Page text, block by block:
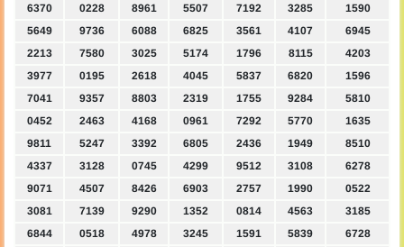
6370
0228 8961 5507 7192 3285
1590
5649
9736 6088 6825 3561 4107
6945
2213
7580 3025 5174 1796 8115
4203
3977
0195 2618 4045 5837 6820
1596
7041
9357 8803 2319 1755 9284
5810
0452
2463 4168 0961 7292 5770
1635
9811
5247 3392 6805 2436 1949
8510
4337
3128 0745 4299 9512 3108
6278
9071
4507 8426 6903 2757 1990
0522
3081
7139 9290 1352 0814 4563
3185
6844
0518 4978 3245 1591 5839
6728